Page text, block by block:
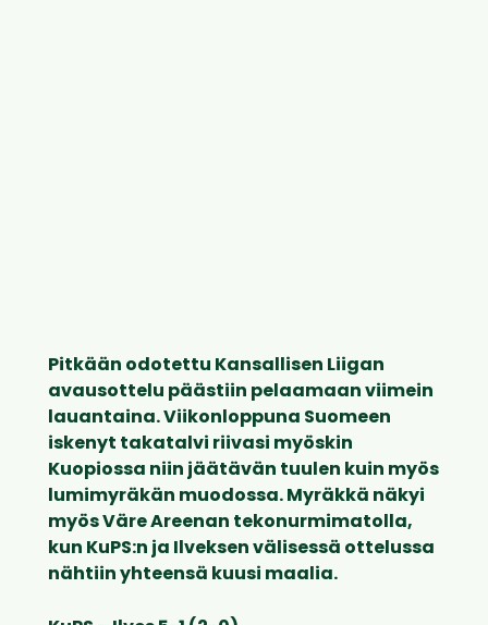
Pitkään odotettu Kansallisen Liigan
avausottelu päästiin pelaamaan viimein
lauantaina. Viikonloppuna Suomeen
iskenyt takatalvi riivasi myöskin
Kuopiossa niin jäätävän tuulen kuin myös
lumimyräkän muodossa. Myräkkä näkyi
myös Väre Areenan tekonurmimatolla,
kun KuPS:n ja Ilveksen välisessä ottelussa
nähtiin yhteensä kuusi maalia.